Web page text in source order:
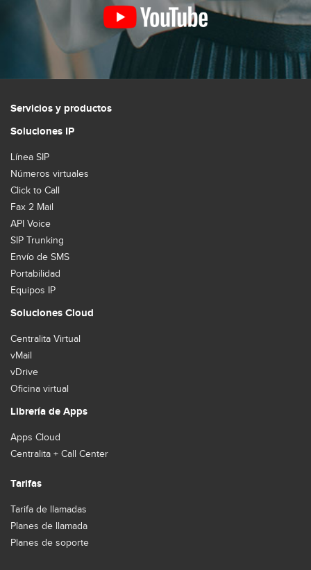
Servicios y productos
Soluciones IP
Línea SIP
Números virtuales
Click to Call
Fax 2 Mail
API Voice
SIP Trunking
Envío de SMS
Portabilidad
Equipos IP
Soluciones Cloud
Centralita Virtual
vMail
vDrive
Oficina virtual
Librería de Apps
Apps Cloud
Centralita + Call Center
Tarifas
Tarifa de llamadas
Planes de llamada
Planes de soporte